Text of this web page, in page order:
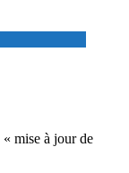
mise à jour de